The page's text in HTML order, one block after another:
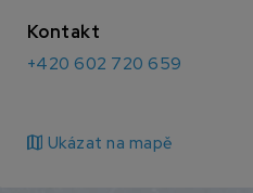
Kontakt
+420 602 720 659
map Ukázat na mapě